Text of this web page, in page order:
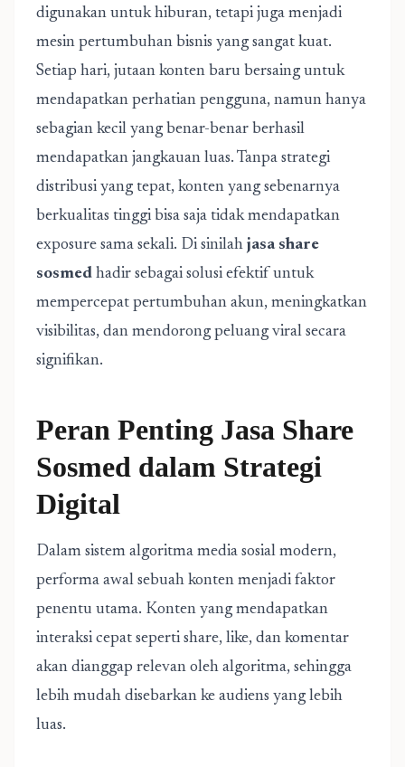
digunakan untuk hiburan, tetapi juga menjadi
mesin pertumbuhan bisnis yang sangat kuat.
Setiap hari, jutaan konten baru bersaing untuk
mendapatkan perhatian pengguna, namun hanya
sebagian kecil yang benar-benar berhasil
mendapatkan jangkauan luas. Tanpa strategi
distribusi yang tepat, konten yang sebenarnya
berkualitas tinggi bisa saja tidak mendapatkan
exposure sama sekali. Di sinilah jasa share
sosmed hadir sebagai solusi efektif untuk
mempercepat pertumbuhan akun, meningkatkan
visibilitas, dan mendorong peluang viral secara
signifikan.
Peran Penting Jasa Share
Sosmed dalam Strategi
Digital
Dalam sistem algoritma media sosial modern,
performa awal sebuah konten menjadi faktor
penentu utama. Konten yang mendapatkan
interaksi cepat seperti share, like, dan komentar
akan dianggap relevan oleh algoritma, sehingga
lebih mudah disebarkan ke audiens yang lebih
luas.